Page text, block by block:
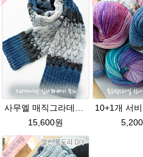
15,600원